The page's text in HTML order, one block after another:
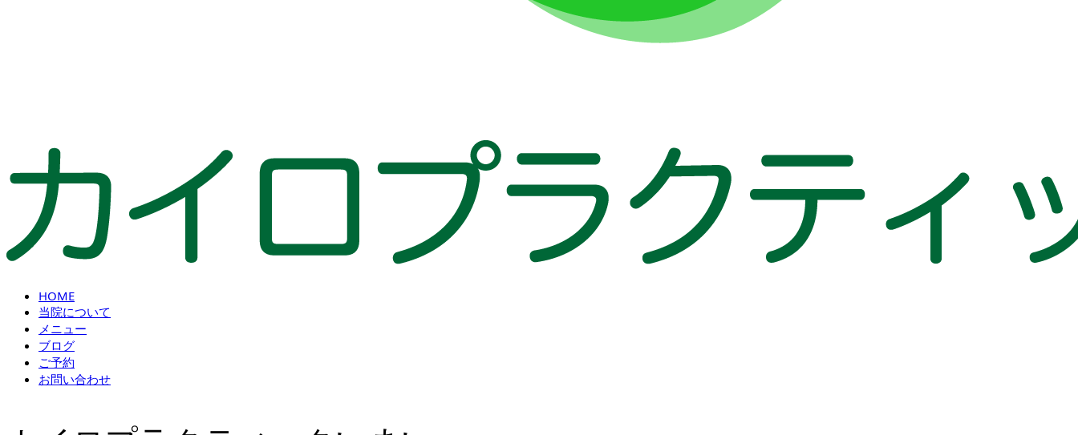
HOME
当院について
メニュー
ブログ
ご予約
お問い合わせ